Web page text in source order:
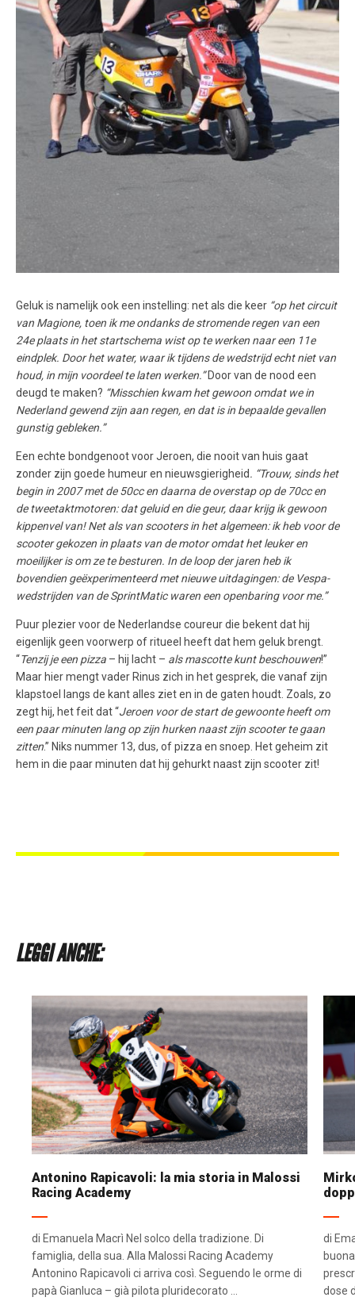
Geluk is namelijk ook een instelling: net als die keer “op het circuit
van Magione, toen ik me ondanks de stromende regen van een
24e plaats in het startschema wist op te werken naar een 11e
eindplek. Door het water, waar ik tijdens de wedstrijd echt niet van
houd, in mijn voordeel te laten werken.”Door van de nood een
deugd te maken? “Misschien kwam het gewoon omdat we in
Nederland gewend zijn aan regen, en dat is in bepaalde gevallen
gunstig gebleken.”
Een echte bondgenoot voor Jeroen, die nooit van huis gaat
zonder zijn goede humeur en nieuwsgierigheid. “Trouw, sinds het
begin in 2007 met de 50cc en daarna de overstap op de 70cc en
de tweetaktmotoren: dat geluid en die geur, daar krijg ik gewoon
kippenvel van! Net als van scooters in het algemeen: ik heb voor de
scooter gekozen in plaats van de motor omdat het leuker en
moeilijker is om ze te besturen. In de loop der jaren heb ik
bovendien geëxperimenteerd met nieuwe uitdagingen: de Vespa-
wedstrijden van de SprintMatic waren een openbaring voor me.”
Puur plezier voor de Nederlandse coureur die bekent dat hij
eigenlijk geen voorwerp of ritueel heeft dat hem geluk brengt.
“Tenzij je een pizza – hij lacht – als mascotte kunt beschouwen!”
Maar hier mengt vader Rinus zich in het gesprek, die vanaf zijn
klapstoel langs de kant alles ziet en in de gaten houdt. Zoals, zo
zegt hij, het feit dat “Jeroen voor de start de gewoonte heeft om
een paar minuten lang op zijn hurken naast zijn scooter te gaan
zitten.” Niks nummer 13, dus, of pizza en snoep. Het geheim zit
hem in die paar minuten dat hij gehurkt naast zijn scooter zit!
LEGGI ANCHE:
Antonino Rapicavoli: la mia storia in Malossi
Racing Academy
di Emanuela Macrì Nel solco della tradizione. Di
famiglia, della sua. Alla Malossi Racing Academy
Antonino Rapicavoli ci arriva così. Seguendo le orme di
papà Gianluca – già pilota pluridecorato ...
di
dose